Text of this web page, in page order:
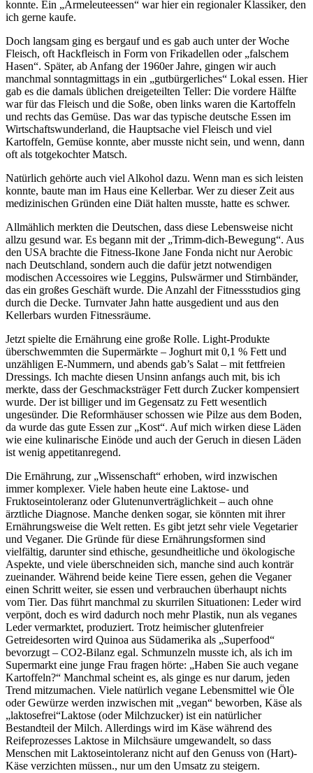
konnte. Ein Armeleuteessen
war hier ein regionaler Klassiker, den
ich gerne kaufe.
Doch langsam ging es bergauf und es gab auch unter der Woche
Fleisch, oft Hackfleisch in Form von Frikadellen oder falschem
Hasen . Später, ab Anfang der 1960er Jahre, gingen wir auch
manchmal sonntagmittags in ein
gutbürgerliches
Lokal essen. Hier
gab es die damals üblichen dreigeteilten Teller: Die vordere Hälfte
war für das Fleisch und die Soße, oben links waren die Kartoffeln
und rechts das Gemüse. Das war das typische deutsche Essen im
Wirtschaftswunderland, die Hauptsache viel Fleisch und viel
Kartoffeln, Gemüse konnte, aber musste nicht sein, und wenn, dann
oft als totgekochter Matsch.
Natürlich gehörte auch viel Alkohol dazu. Wenn man es sich leisten
konnte, baute man im Haus eine Kellerbar. Wer zu dieser Zeit aus
medizinischen Gründen eine Diät halten musste, hatte es schwer.
Allmählich merkten die Deutschen, dass diese Lebensweise nicht
allzu gesund war. Es begann mit der Trimm-dich-Bewegung . Aus
den USA brachte die Fitness-Ikone Jane Fonda nicht nur Aerobic
nach Deutschland, sondern auch die dafür jetzt notwendigen
modischen Accessoires wie Leggins, Pulswärmer und Stirnbänder,
das ein großes Geschäft wurde. Die Anzahl der Fitnessstudios ging
durch die Decke. Turnvater Jahn hatte ausgedient und aus den
Kellerbars wurden Fitnessräume.
Jetzt spielte die Ernährung eine große Rolle. Light-Produkte
überschwemmten die Supermärkte – Joghurt mit 0,1 % Fett und
unzähligen E-Nummern, und abends gab’s Salat – mit fettfreien
Dressings. Ich machte diesen Unsinn anfangs auch mit, bis ich
merkte, dass der Geschmacksträger Fett durch Zucker kompensiert
wurde. Der ist billiger und im Gegensatz zu Fett wesentlich
ungesünder. Die Reformhäuser schossen wie Pilze aus dem Boden,
da wurde das gute Essen zur Kost . Auf mich wirken diese Läden
wie eine kulinarische Einöde und auch der Geruch in diesen Läden
ist wenig appetitanregend.
Die Ernährung, zur Wissenschaft
erhoben, wird inzwischen
immer komplexer. Viele haben heute eine Laktose- und
Fruktoseintoleranz oder Glutenunverträglichkeit – auch ohne
ärztliche Diagnose. Manche denken sogar, sie könnten mit ihrer
Ernährungsweise die Welt retten. Es gibt jetzt sehr viele Vegetarier
und Veganer. Die Gründe für diese Ernährungsformen sind
vielfältig, darunter sind ethische, gesundheitliche und ökologische
Aspekte, und viele überschneiden sich, manche sind auch konträr
zueinander. Während beide keine Tiere essen, gehen die Veganer
einen Schritt weiter, sie essen und verbrauchen überhaupt nichts
vom Tier. Das führt manchmal zu skurrilen Situationen: Leder wird
verpönt, doch es wird dadurch noch mehr Plastik, nun als veganes
Leder vermarktet, produziert. Trotz heimischer glutenfreier
Getreidesorten wird Quinoa aus Südamerika als
Superfood
bevorzugt – CO2-Bilanz egal. Schmunzeln musste ich, als ich im
Supermarkt eine junge Frau fragen hörte:
Haben Sie auch vegane
Kartoffeln?
Manchmal scheint es, als ginge es nur darum, jeden
Trend mitzumachen. Viele natürlich vegane Lebensmittel wie Öle
oder Gewürze werden inzwischen mit
vegan beworben, Käse als
laktosefrei Laktose (oder Milchzucker) ist ein natürlicher
Bestandteil der Milch. Allerdings wird im Käse während des
Reifeprozesses Laktose in Milchsäure umgewandelt, so dass
Menschen mit Laktoseintoleranz nicht auf den Genuss von (Hart)-
Käse verzichten müssen., nur um den Umsatz zu steigern.